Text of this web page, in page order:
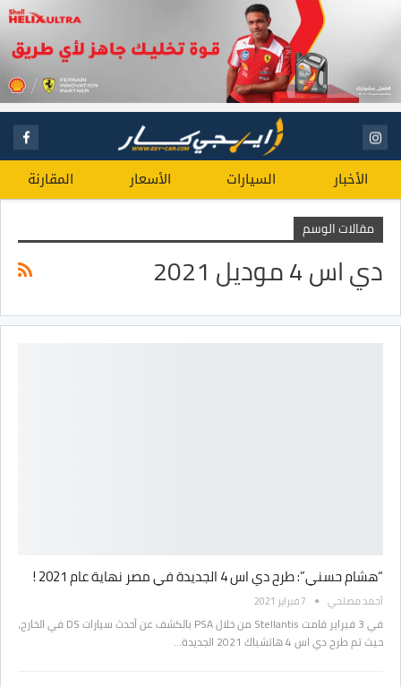
الأخبار السيارات الأسعار المقارنة
مقالات الوسم
دي اس 4 موديل 2021
“هشام حسني”: طرح دي اس 4 الجديدة في مصر نهاية عام 2021 !
أحمد مصلحي 7 فبراير 2021
في 3 فبراير قامت Stellantis من خلال PSA بالكشف عن أحدث سيارات DS في الخارج،
حيث تم طرح دي اس 4 هاتشباك 2021 الجديدة…